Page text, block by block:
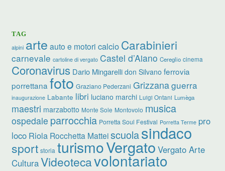
TAG
alpini arte auto e motori calcio Carabinieri
carnevale cartoline di vergato Castel d’Aiano Cereglio cinema
Coronavirus Dario Mingarelli don Silvano ferrovia
porrettana foto Graziano Pederzani Grizzanaguerra
inaugurazione Labante libri luciano marchi Luigi Ontani Lumèga
maestri marzabotto Monte Sole Montovolo musica
ospedale parrocchia Porretta Soul Festival Porretta Terme pro
loco Riola Rocchetta Matteiscuolasindaco
sport storia turismoVergato Vergato Arte
CulturaVideotecavolontariato